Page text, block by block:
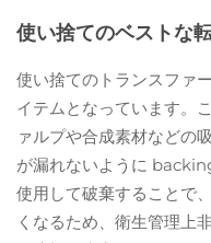
使い捨てのベストな
使い捨てのトランスファ
イテムとなっています。
ァルプや合成素材などの
が漏れないように
使用して破棄することで
くなるため、衛生管理上